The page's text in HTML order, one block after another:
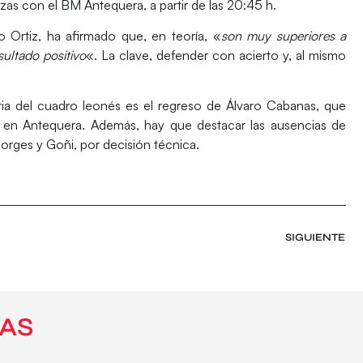
con el BM Antequera, a partir de las 20:45 h.
Ortiz, ha afirmado que, en teoría, «son muy superiores a
positivo«. La clave, defender con acierto y, al mismo
del cuadro leonés es el regreso de Álvaro Cabanas, que
Antequera. Además, hay que destacar las ausencias de
y Goñi, por decisión técnica.
SIGUIENTE